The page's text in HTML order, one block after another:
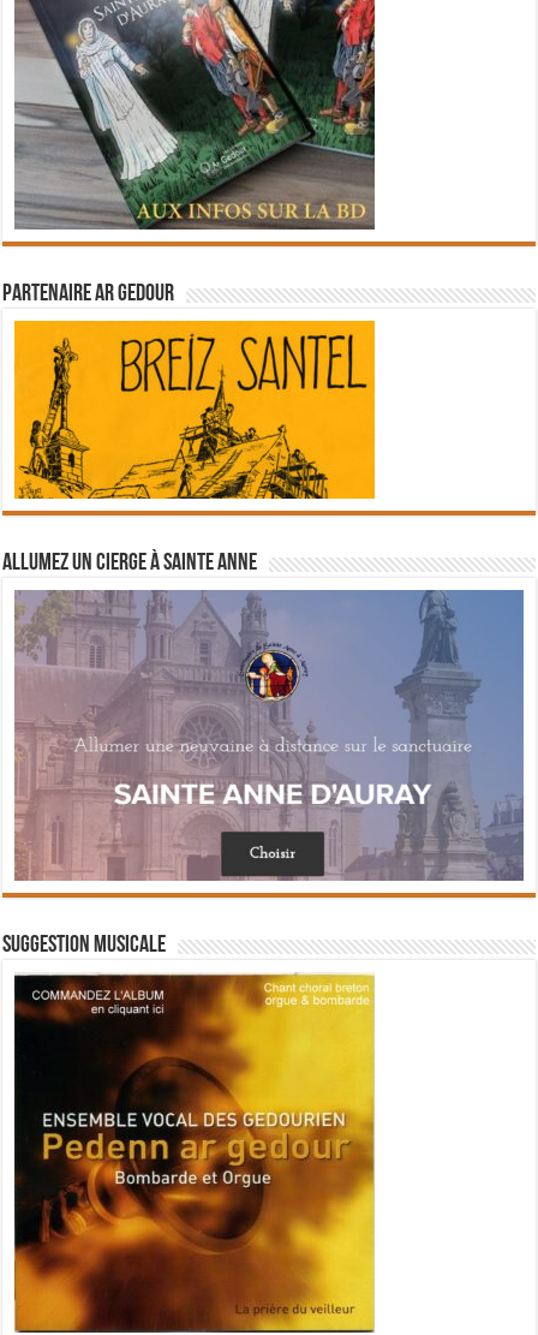
Partenaire Ar Gedour
Allumez un cierge à Sainte Anne
Suggestion musicale